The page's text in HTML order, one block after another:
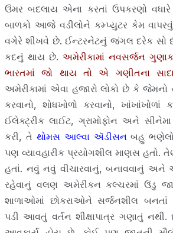
ઉંમર બદલાય એના કરતાં ઉપકરણો
બાળકો આજે વડીલોને કમ્પ્યુટર કેમ
વગેરે શીખવે છે. ઈન્ટરનેટનું જંગલ દરેક સો
કદનું થાય છે. અમેરીકામાં નવસર્જન
ભારતમાં જો થાય તો એ ગણીતના
અમેરીકામાં એવા હજારો લોકો છે કે જેમનો
કરવાનો, શોધખોળો કરવાનો,
ઈલેક્ટ્રીક લાઈટ, ગ્રામોફોન અને
કરી, તે થોમસ આલ્વા ઍડીસનબહુ
પણ વ્યાવહારીક પ્રયોગશીલ માણસ હતો.
હતાં. નવું નવું વીચારવાનું, બનાવવાનું અને
રહેવાનું વલણ અમેરીકન કલ્ચરમાં ઉંડુ
શાળાઓમાં છોકરાઓને સર્જનશીલ
પડી આવતું વર્તન શીક્ષાપાત્ર ગણાતું નથી.